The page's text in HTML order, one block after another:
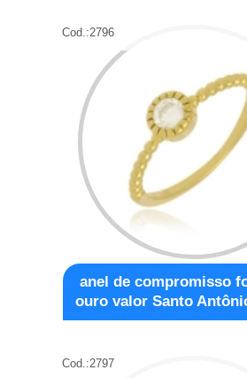
Cod.:2796
anel de compromisso
ouro valor Santo
Cod.:2797